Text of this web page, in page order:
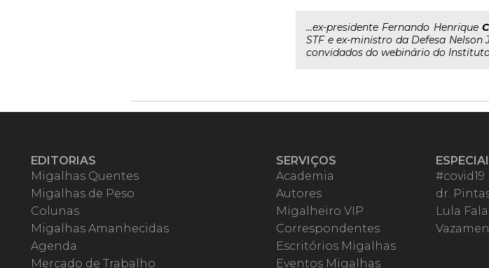
...ex-presidente Fernando Henrique
STF e ex-ministro da Defesa
convidados do webinário do
EDITORIAS
Migalhas Quentes
Migalhas de Peso
Colunas
Migalhas Amanhecidas
Agenda
Mercado de Trabalho
SERVIÇOS
Academia
Autores
Migalheiro VIP
Correspondentes
Escritórios Migalhas
Eventos Migalhas
#covid19
dr.
Lula Fala